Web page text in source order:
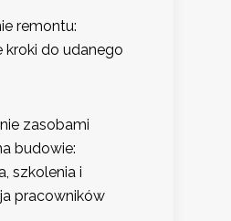
remontu:
kroki do udanego
zasobami
budowie:
szkolenia i
pracowników